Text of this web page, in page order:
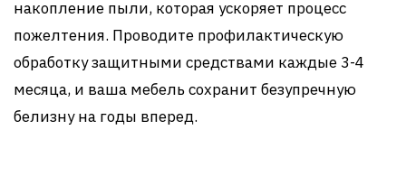
накопление пыли, которая ускоряет процесс
пожелтения. Проводите профилактическую
обработку защитными средствами каждые 3-4
месяца, и ваша мебель сохранит безупречную
белизну на годы вперед.